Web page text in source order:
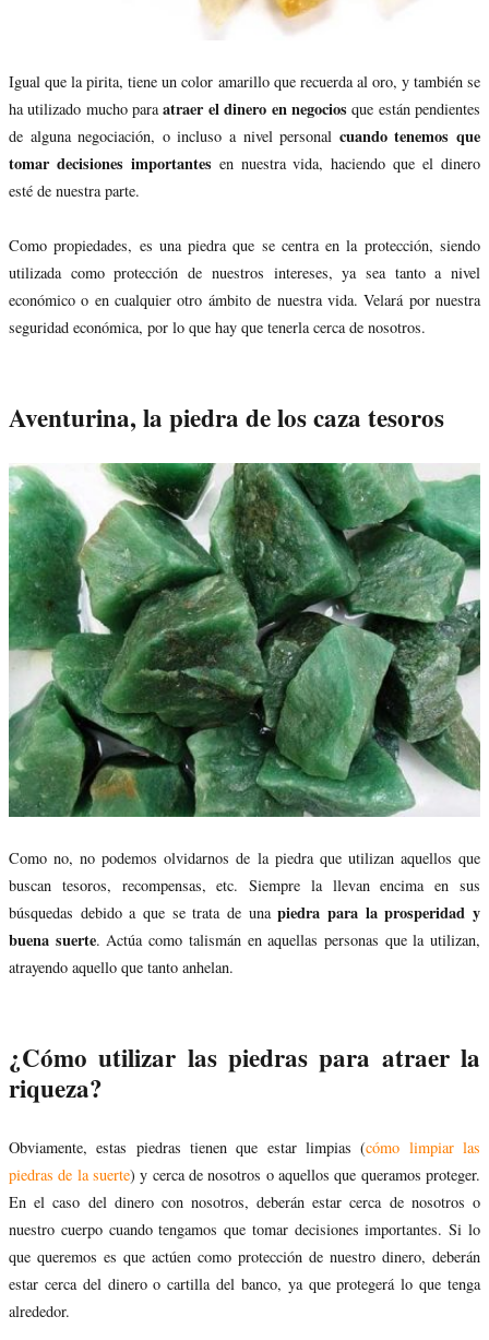
Igual que la pirita, tiene un color amarillo que recuerda al oro, y también se
ha utilizado mucho paraatraer el dinero en negocios que están pendientes
de alguna negociación, o incluso a nivel personal cuando tenemos que
tomar decisiones importantes en nuestra vida, haciendo que el dinero
esté de nuestra parte.
Como propiedades, es una piedra que se centra en la protección, siendo
utilizada como protección de nuestros intereses, ya sea tanto a nivel
económico o en cualquier otro ámbito de nuestra vida. Velará por nuestra
seguridad económica, por lo que hay que tenerla cerca de nosotros.
Aventurina, la piedra de los caza tesoros
Como no, no podemos olvidarnos de la piedra que utilizan aquellos que
buscan tesoros, recompensas, etc. Siempre la llevan encima en sus
búsquedas debido a que se trata de unapiedra para la prosperidad y
buena suerte. Actúa como talismán en aquellas personas que la utilizan,
atrayendo aquello que tanto anhelan.
¿Cómo utilizar las piedras para atraer la
riqueza?
Obviamente, estas piedras tienen que estar limpias (cómo limpiar las
piedras de la suerte) y cerca de nosotros o aquellos que queramos proteger.
En el caso del dinero con nosotros, deberán estar cerca de nosotros o
nuestro cuerpo cuando tengamos que tomar decisiones importantes. Si lo
que queremos es que actúen como protección de nuestro dinero, deberán
estar cerca del dinero o cartilla del banco, ya que protegerá lo que tenga
alrededor.